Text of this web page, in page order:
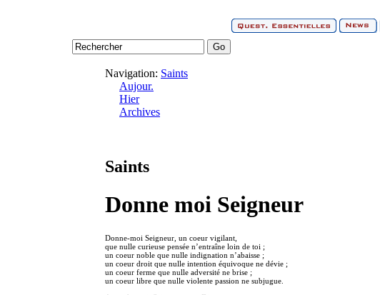
Navigation: Saints
Aujour.
Hier
Archives
Saints
Donne moi Seigneur
Donne-moi Seigneur, un coeur vigilant,
que nulle curieuse pensée n’entraîne loin de toi ;
un coeur noble que nulle indignation n’abaisse ;
un coeur droit que nulle intention équivoque ne dévie ;
un coeur ferme que nulle adversité ne brise ;
un coeur libre que nulle violente passion ne subjugue.